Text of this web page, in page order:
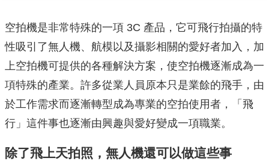
空拍機是非常特殊的一項 3C 產品，它可飛行拍攝的特
性吸引了無人機、航模以及攝影相關的愛好者加入，加
上空拍機可提供的各種解決方案，使空拍機逐漸成為一
項特殊的產業。許多從業人員原本只是業餘的飛手，由
於工作需求而逐漸轉型成為專業的空拍使用者，「飛
行」這件事也逐漸由興趣與愛好變成一項職業。
除了飛上天拍照，無人機還可以做這些事